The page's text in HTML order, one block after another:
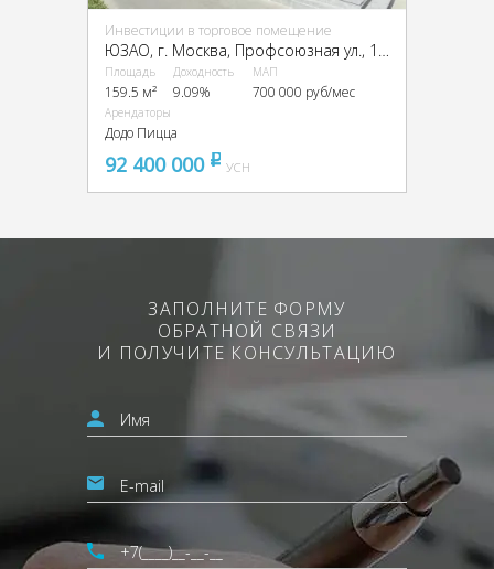
Инвестиции в торговое помещение
ЮЗАО, г. Москва, Профсоюзная ул., 152к1
Площадь
159.5 м²
Доходность
9.09%
МАП
700 000 руб/мес
Арендаторы
Додо Пицца
92 400 000 pуб
УСН
ЗАПОЛНИТЕ ФОРМУ
ОБРАТНОЙ СВЯЗИ
И ПОЛУЧИТЕ КОНСУЛЬТАЦИЮ